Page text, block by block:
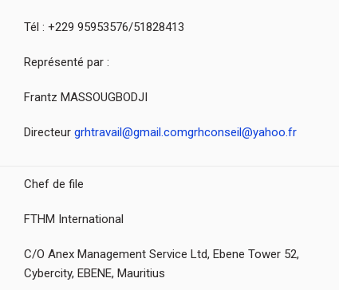
Tél : +229 95953576/51828413
Représenté par :
Frantz MASSOUGBODJI
Directeur grhtravail@gmail.comgrhconseil@yahoo.fr
Chef de file
FTHM International
C/O Anex Management Service Ltd, Ebene Tower 52,
Cybercity, EBENE, Mauritius